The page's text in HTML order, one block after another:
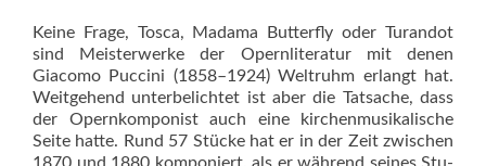
Keine Frage, Tosca, Madama Butterfly oder Turandot
sind Meisterwerke der Opernliteratur mit denen
Giacomo Puccini (1858–1924) Weltruhm erlangt hat.
Weitgehend unterbelichtet ist aber die Tatsache, dass
der Opernkomponist auch eine kirchenmusikalische
Seite hatte. Rund 57 Stücke hat er in der Zeit zwischen